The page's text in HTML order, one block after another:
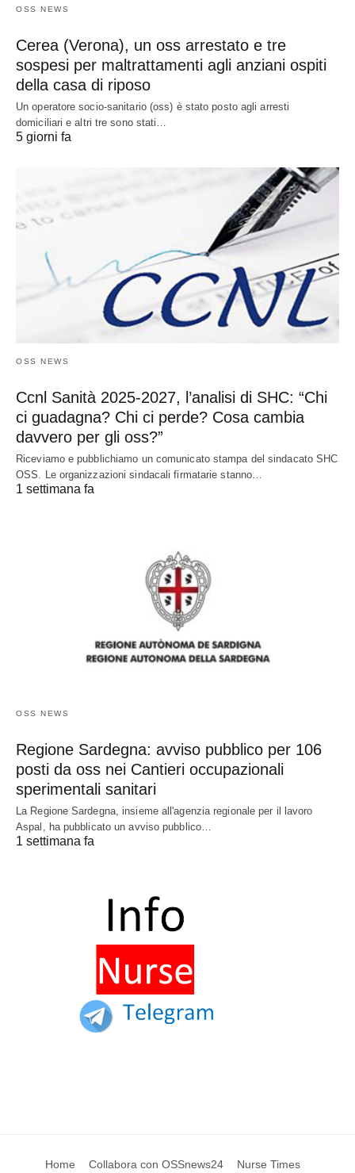
OSS NEWS
Cerea (Verona), un oss arrestato e tre
sospesi per maltrattamenti agli anziani ospiti
della casa di riposo
Un operatore socio-sanitario (oss) è stato posto agli arresti
domiciliari e altri tre sono stati…
5 giorni fa
OSS NEWS
Ccnl Sanità 2025-2027, l’analisi di SHC: “Chi
ci guadagna? Chi ci perde? Cosa cambia
davvero per gli oss?”
Riceviamo e pubblichiamo un comunicato stampa del sindacato SHC
OSS. Le organizzazioni sindacali firmatarie stanno…
1 settimana fa
OSS NEWS
Regione Sardegna: avviso pubblico per 106
posti da oss nei Cantieri occupazionali
sperimentali sanitari
La Regione Sardegna, insieme all'agenzia regionale per il lavoro
Aspal, ha pubblicato un avviso pubblico…
1 settimana fa
Home Collabora con OSSnews24 Nurse Times